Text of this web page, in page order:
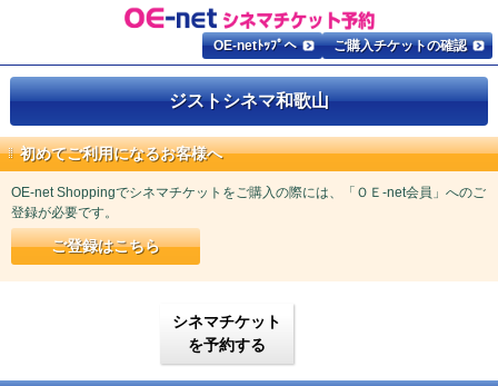
ご購入チケットの確認
OE-netﾄｯﾌﾟへ
ジストシネマ和歌山
初めてご利用になるお客様へ
OE-net Shoppingでシネマチケットをご購入の際には、「ＯＥ-net会員」へのご
登録が必要です。
ご登録はこちら
シネマチケット
を予約する